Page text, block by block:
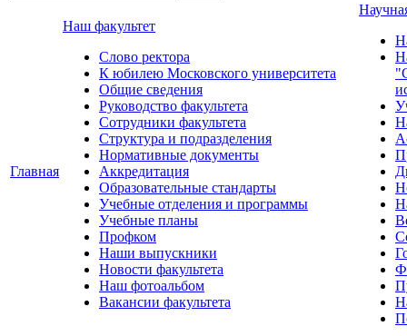
Главная
Наш факультет
Слово ректора
К юбилею Московского университета
Общие сведения
Руководство факультета
Сотрудники факультета
Структура и подразделения
Нормативные документы
Аккредитация
Образовательные стандарты
Учебные отделения и программы
Учебные планы
Профком
Наши выпускники
Новости факультета
Наш фотоальбом
Вакансии факультета